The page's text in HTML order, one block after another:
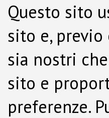
Questo sito
sito e,
sia nostri
sito e
preferenze.